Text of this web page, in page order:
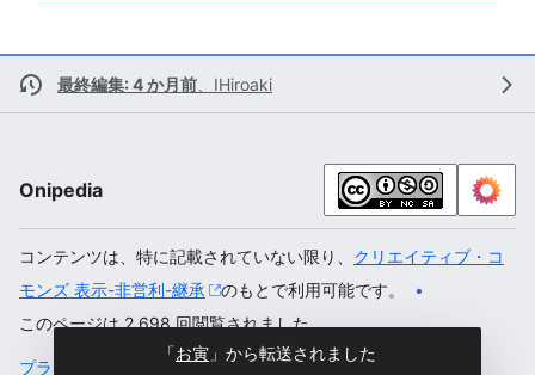
最終編集: 4 か月前 IHiroaki
Onipedia
コンテンツは、特に記載されていない限り、 クリエイティブ・コ
モンズ 表示-非営利-継承
のもとで利用可能です。
このページは 2,698 回閲覧されました。
プライバシー・ポリシー デスクトップ
「お寅」から転送されました